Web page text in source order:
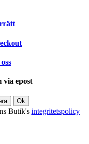
via epost
Butik's integritetspolicy